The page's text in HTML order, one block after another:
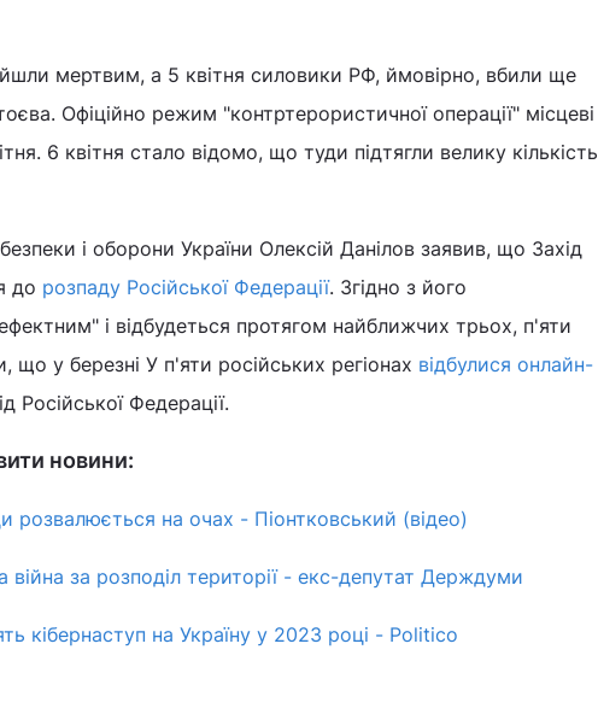
мертвим, а 5 квітня силовики РФ, ймовірно, вбили ще
Офіційно режим "контртерористичної операції" місцеві
6 квітня стало відомо, що туди підтягли велику кількість
і оборони України Олексій Данілов заявив, що Захід
до розпаду Російської Федерації. Згідно з його
і відбудеться протягом найближчих трьох, п'яти
що у березні У п'яти російських регіонах відбулися онлайн-
Російської Федерації.
новини:
розвалюється на очах - Піонтковський (відео)
війна за розподіл території - екс-депутат Держдуми
кібернаступ на Україну у 2023 році - Politico